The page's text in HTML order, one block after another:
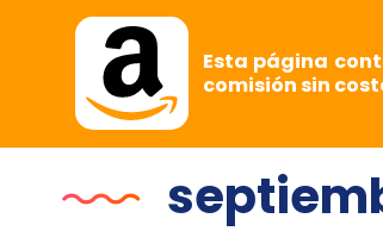
Esta página
comisión sin